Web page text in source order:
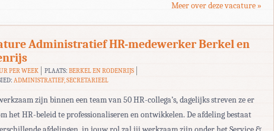
Meer over deze vacature »
Administratief HR-medewerker Berkel en
PER WEEK PLAATS: BERKEL EN RODENRIJS
ADMINISTRATIEF, SECRETARIEEL
zijn binnen een team van 50 HR-collega’s, dagelijks streven ze er
het HR-beleid te professionaliseren en ontwikkelen. De afdeling bestaat